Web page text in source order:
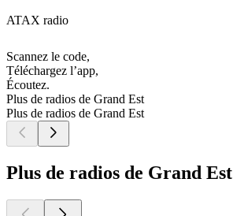
ATAX radio
Scannez le code,
Téléchargez l’app,
Écoutez.
Plus de radios de Grand Est
Plus de radios de Grand Est
Plus de radios de Grand Est